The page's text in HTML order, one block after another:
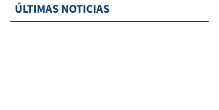
ÚLTIMAS NOTICIAS